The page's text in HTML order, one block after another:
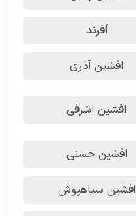
اَفرند
افشین آذری
افشین اشرفی
افشین حسنی
افشین سیاهپوش